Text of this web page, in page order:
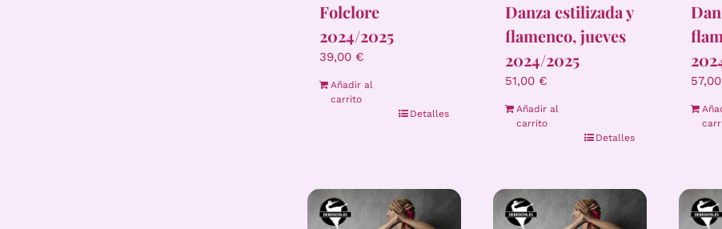
Folclore
2024/2025
39,00 €
Añadir al
carrito
Detalles
Danza estilizada y
flamenco, jueves
2024/2025
51,00 €
Añadir al
carrito
Detalles
57,00